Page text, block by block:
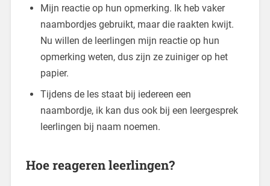
Mijn reactie op hun opmerking. Ik heb vaker
naambordjes gebruikt, maar die raakten kwijt.
Nu willen de leerlingen mijn reactie op hun
opmerking weten, dus zijn ze zuiniger op het
papier.
Tijdens de les staat bij iedereen een
naambordje, ik kan dus ook bij een leergesprek
leerlingen bij naam noemen.
Hoe reageren leerlingen?